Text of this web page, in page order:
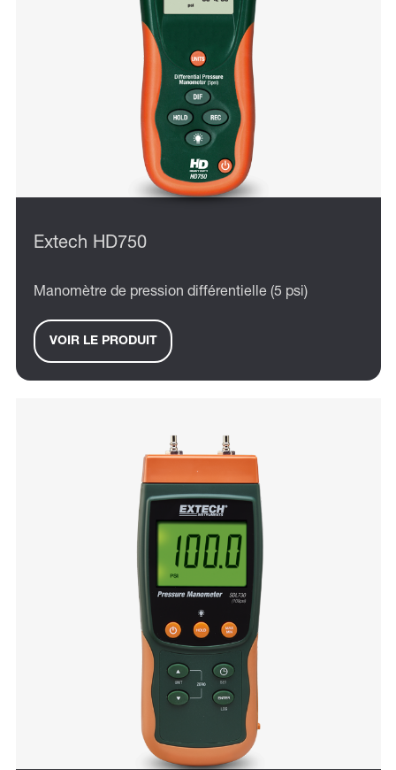
Extech HD750
Manomètre de pression différentielle (5 psi)
VOIR LE PRODUIT